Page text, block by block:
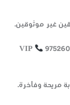
غير موثوقين.
مريحة وفاخرة.